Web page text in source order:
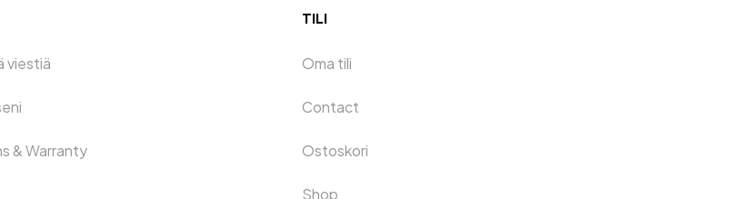
viestiä
& Warranty
TILI
Oma tili
Contact
Ostoskori
Shop